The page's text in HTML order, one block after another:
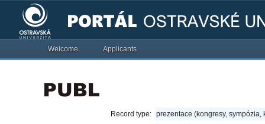
Welcome Applicants
Record type: prezentace (kongresy, sympózia,